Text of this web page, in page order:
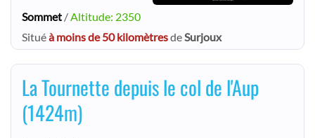
Sommet / Altitude: 2350
Situéà moins de 50 kilomètresde Surjoux
La Tournette depuis le col de l'Aup
(1424m)